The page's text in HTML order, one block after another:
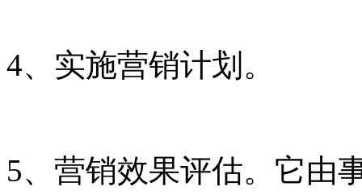
4、实施营销计划。
5、营销效果评估。它由